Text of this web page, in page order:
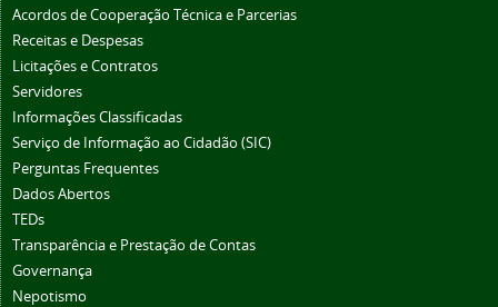
Acordos de Cooperação Técnica e Parcerias
Receitas e Despesas
Licitações e Contratos
Servidores
Informações Classificadas
Serviço de Informação ao Cidadão (SIC)
Perguntas Frequentes
Dados Abertos
TEDs
Transparência e Prestação de Contas
Governança
Nepotismo